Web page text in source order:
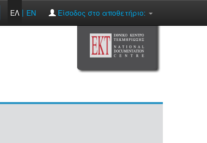
ΕΛ | EN Είσοδος στο αποθετήριο: